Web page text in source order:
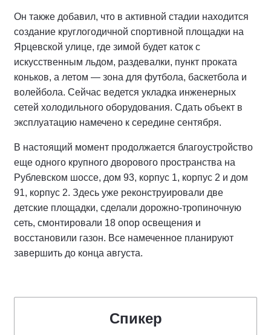
Он также добавил, что в активной стадии находится
создание круглогодичной спортивной площадки на
Ярцевской улице, где зимой будет каток с
искусственным льдом, раздевалки, пункт проката
коньков, а летом — зона для футбола, баскетбола и
волейбола. Сейчас ведется укладка инженерных
сетей холодильного оборудования. Сдать объект в
эксплуатацию намечено к середине сентября.
В настоящий момент продолжается благоустройство
еще одного крупного дворового пространства на
Рублевском шоссе, дом 93, корпус 1, корпус 2 и дом
91, корпус 2. Здесь уже реконструировали две
детские площадки, сделали дорожно-тропиночную
сеть, смонтировали 18 опор освещения и
восстановили газон. Все намеченное планируют
завершить до конца августа.
Спикер